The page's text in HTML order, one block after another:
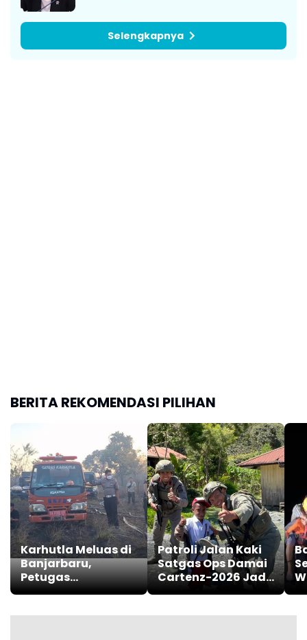
Selengkapnya
BERITA REKOMENDASI PILIHAN
Karhutla Meluas di
Banjarbaru,
Petugas
Terkendala Akses
Patroli Jalan Kaki
Satgas Ops Damai
Cartenz-2026 Jadi
Ruang Dialog
Puncak Jaya